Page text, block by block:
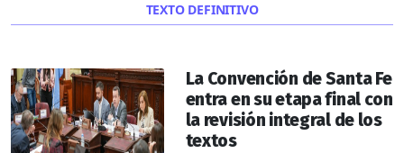
TEXTO DEFINITIVO
La Convención de Santa Fe
entra en su etapa final con
la revisión integral de los
textos